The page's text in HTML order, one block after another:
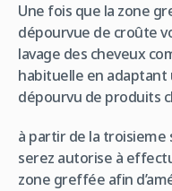
Une fois que la zone
dépourvue de croûte
lavage des cheveux
habituelle en
dépourvu de produits
à partir de la
serez autorise à
zone greffée afin